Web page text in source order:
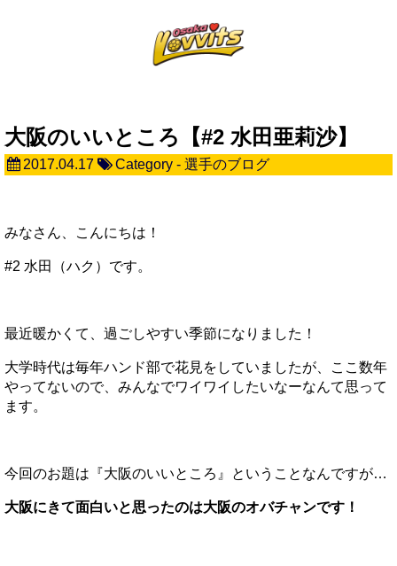
大阪のいいところ【#2 水田亜莉沙】
2017.04.17 Category - 選手のブログ
みなさん、こんにちは！
#2 水田（ハク）です。
最近暖かくて、過ごしやすい季節になりました！
大学時代は毎年ハンド部で花見をしていましたが、ここ数年
やってないので、みんなでワイワイしたいなーなんて思って
ます。
今回のお題は『大阪のいいところ』ということなんですが…
大阪にきて面白いと思ったのは大阪のオバチャンです！